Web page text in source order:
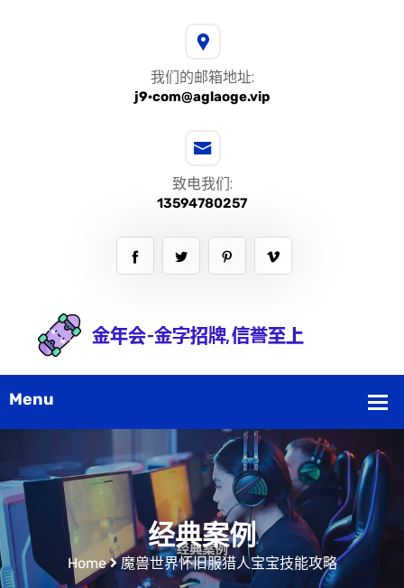
我们的邮箱地址:
j9·com@aglaoge.vip
致电我们:
13594780257
经典案例
Home 魔兽世界怀旧服猎人宝宝技能攻略